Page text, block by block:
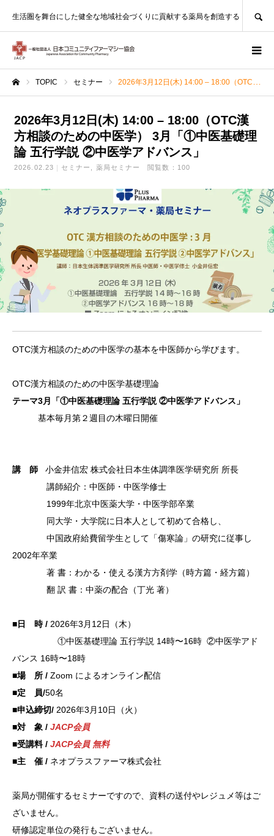
生活圏を舞台にした健全な地域社会づくりに貢献する薬局を創造する
TOPIC セミナー 2026年3月12日(木) 14:00 – 18:00（OTC漢方相談のための中医学） 3月「①中医基礎理論 五行学説 ②中医学アドバンス」
2026年3月12日(木) 14:00 – 18:00（OTC漢
方相談のための中医学） 3月「①中医基礎理
論 五行学説 ②中医学アドバンス」
2026.02.23 セミナー 薬局セミナー 閲覧数：100
OTC漢方相談のための中医学の基本を中医師から学びます。
OTC漢方相談のための中医学基礎理論
テーマ3月「①中医基礎理論 五行学説 ②中医学アドバンス」
基本毎月第２週目の木曜日開催
講 師 小金井信宏 株式会社日本生体調準医学研究所 所長
講師紹介 ：中医師 ・中医学修士
1999年北京中医薬大学 ・中医学部卒業
同大学・大学院に日本人として初めて合格し、
中国政府給費留学生として「傷寒論」の研究に従事し
2002年卒業
著 書：わかる・使える漢方方剤学（時方篇・経方篇）
翻 訳 書：中薬の配合（丁光 著）
■日 時 / 2026年3月12日（木）
①中医基礎理論 五行学説 14時〜16時 ②中医学アド
バンス 16時〜18時
■場 所 / Zoom によるオンライン配信
■定 員/50名
■申込締切/ 2026年3月10日（火）
■対 象 / JACP会員
■受講料 / JACP会員 無料
■主 催 / ネオプラスファーマ株式会社
薬局が開催するセミナーですので、資料の送付やレジュメ等はご
ざいません。
研修認定単位の発行もございません。